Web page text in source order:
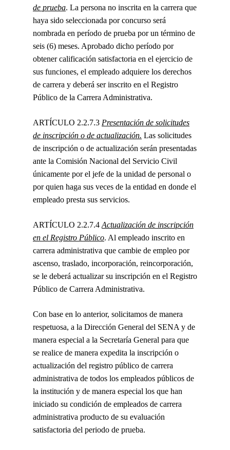
de prueba. La persona no inscrita en la carrera que
haya sido seleccionada por concurso será
nombrada en período de prueba por un término de
seis (6) meses. Aprobado dicho período por
obtener calificación satisfactoria en el ejercicio de
sus funciones, el empleado adquiere los derechos
de carrera y deberá ser inscrito en el Registro
Público de la Carrera Administrativa.
ARTÍCULO 2.2.7.3 Presentación de solicitudes
de inscripción o de actualización. Las solicitudes
de inscripción o de actualización serán presentadas
ante la Comisión Nacional del Servicio Civil
únicamente por el jefe de la unidad de personal o
por quien haga sus veces de la entidad en donde el
empleado presta sus servicios.
ARTÍCULO 2.2.7.4 Actualización de inscripción
en el Registro Público. Al empleado inscrito en
carrera administrativa que cambie de empleo por
ascenso, traslado, incorporación, reincorporación,
se le deberá actualizar su inscripción en el Registro
Público de Carrera Administrativa.
Con base en lo anterior, solicitamos de manera
respetuosa, a la Dirección General del SENA y de
manera especial a la Secretaría General para que
se realice de manera expedita la inscripción o
actualización del registro público de carrera
administrativa de todos los empleados públicos de
la institución y de manera especial los que han
iniciado su condición de empleados de carrera
administrativa producto de su evaluación
satisfactoria del periodo de prueba.